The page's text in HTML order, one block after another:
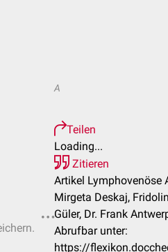
A
Teilen
Loading...
Zitieren
Artikel Lymphovenöse
Mirgeta Deskaj,
Güler, Dr. Frank
Abrufbar unter:
https://